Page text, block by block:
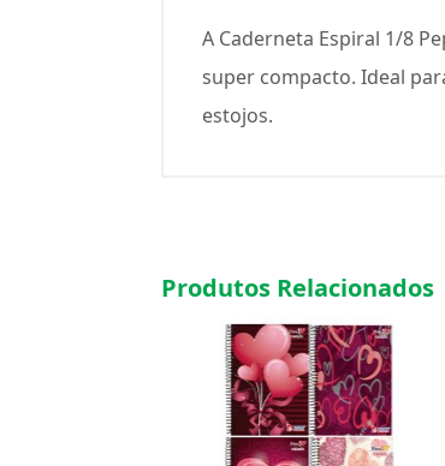
A Caderneta Espiral 1/8
super compacto. Ideal
estojos.
Produtos Relacionados